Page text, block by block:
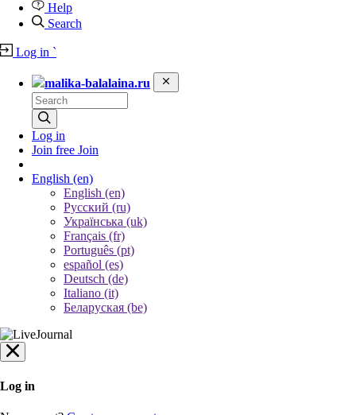
Help
Search
Log in `
malika-balalaina.ru
Log in
Join free Join
English (en)
English (en)
Русский (ru)
Українська (uk)
Français (fr)
Português (pt)
español (es)
Deutsch (de)
Italiano (it)
Беларуская (be)
Log in